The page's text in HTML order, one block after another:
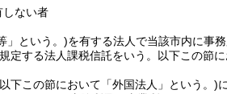
しない者
」という。)を有する法人で当該市内に事
定する法人課税信託をいう。以下この節
下この節において「外国法人」という。)